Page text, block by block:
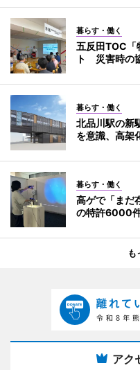
暮らす・働く
五反田TOC「
ト 災害時の
暮らす・働く
北品川駅の新
を意識、高架
暮らす・働く
高ゲで「まだ
の特許6000
も
アク